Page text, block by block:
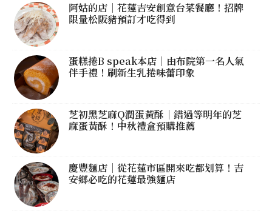
阿姑的店｜花蓮吉安創意台菜餐廳！招牌
限量松阪豬預訂才吃得到
蛋糕捲B speak本店｜由布院第一名人氣
伴手禮！刷新生乳捲味蕾印象
芝初黑芝麻Q潤蛋黃酥｜錯過等明年的芝
麻蛋黃酥！中秋禮盒預購推薦
慶豐麵店｜從花蓮市區開來吃都划算！吉
安鄉必吃的花蓮最強麵店